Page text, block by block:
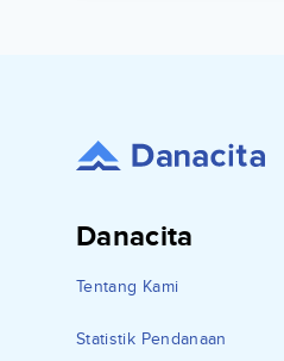
Danacita
Tentang Kami
Statistik Pendanaan